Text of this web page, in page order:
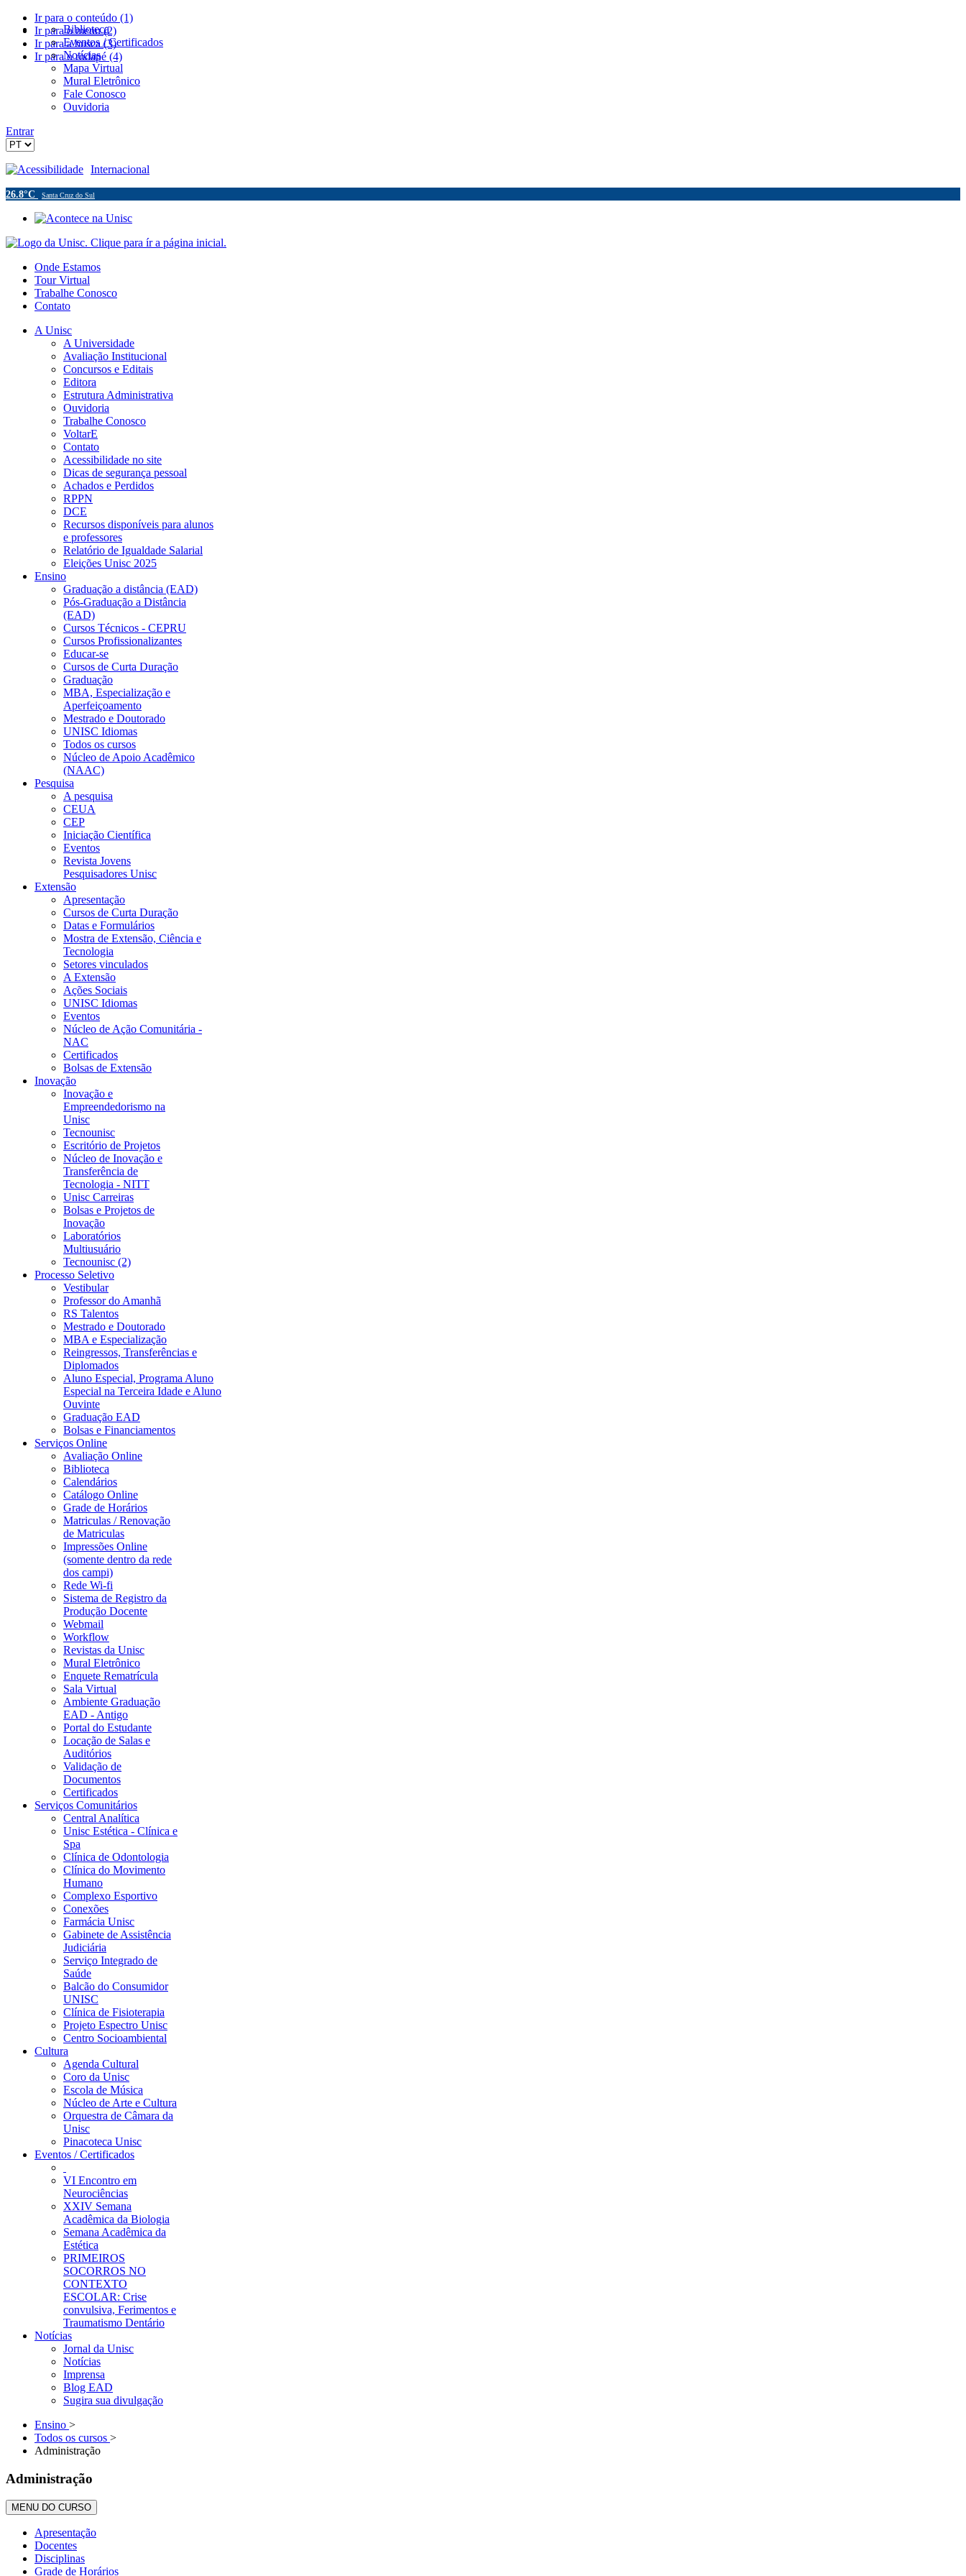
Ir para o conteúdo (1)
Ir para o menu (2)
Ir para a busca (3)
Ir para o rodapé (4)
Biblioteca
Eventos / Certificados
Notícias
Mapa Virtual
Mural Eletrônico
Fale Conosco
Ouvidoria
Entrar
Acessibilidade Internacional
26.8°C Santa Cruz do Sul
Onde Estamos
Tour Virtual
Trabalhe Conosco
Contato
A Unisc
A Universidade
Avaliação Institucional
Concursos e Editais
Editora
Estrutura Administrativa
Ouvidoria
Trabalhe Conosco
VoltarE
Contato
Acessibilidade no site
Dicas de segurança pessoal
Achados e Perdidos
RPPN
DCE
Recursos disponíveis para alunos
e professores
Relatório de Igualdade Salarial
Eleições Unisc 2025
Ensino
Graduação a distância (EAD)
Pós-Graduação a Distância
(EAD)
Cursos Técnicos - CEPRU
Cursos Profissionalizantes
Educar-se
Cursos de Curta Duração
Graduação
MBA, Especialização e
Aperfeiçoamento
Mestrado e Doutorado
UNISC Idiomas
Todos os cursos
Núcleo de Apoio Acadêmico
(NAAC)
Pesquisa
A pesquisa
CEUA
CEP
Iniciação Científica
Eventos
Revista Jovens
Pesquisadores Unisc
Extensão
Apresentação
Cursos de Curta Duração
Datas e Formulários
Mostra de Extensão, Ciência e
Tecnologia
Setores vinculados
A Extensão
Ações Sociais
UNISC Idiomas
Eventos
Núcleo de Ação Comunitária -
NAC
Certificados
Bolsas de Extensão
Inovação
Inovação e
Empreendedorismo na
Unisc
Tecnounisc
Escritório de Projetos
Núcleo de Inovação e
Transferência de
Tecnologia - NITT
Unisc Carreiras
Bolsas e Projetos de
Inovação
Laboratórios
Multiusuário
Tecnounisc (2)
Processo Seletivo
Vestibular
Professor do Amanhã
RS Talentos
Mestrado e Doutorado
MBA e Especialização
Reingressos, Transferências e
Diplomados
Aluno Especial, Programa Aluno
Especial na Terceira Idade e Aluno
Ouvinte
Graduação EAD
Bolsas e Financiamentos
Serviços Online
Avaliação Online
Biblioteca
Calendários
Catálogo Online
Grade de Horários
Matriculas / Renovação
de Matriculas
Impressões Online
(somente dentro da rede
dos campi)
Rede Wi-fi
Sistema de Registro da
Produção Docente
Webmail
Workflow
Revistas da Unisc
Mural Eletrônico
Enquete Rematrícula
Sala Virtual
Ambiente Graduação
EAD - Antigo
Portal do Estudante
Locação de Salas e
Auditórios
Validação de
Documentos
Certificados
Serviços Comunitários
Central Analítica
Unisc Estética - Clínica e
Spa
Clínica de Odontologia
Clínica do Movimento
Humano
Complexo Esportivo
Conexões
Farmácia Unisc
Gabinete de Assistência
Judiciária
Serviço Integrado de
Saúde
Balcão do Consumidor
UNISC
Clínica de Fisioterapia
Projeto Espectro Unisc
Centro Socioambiental
Cultura
Agenda Cultural
Coro da Unisc
Escola de Música
Núcleo de Arte e Cultura
Orquestra de Câmara da
Unisc
Pinacoteca Unisc
Eventos / Certificados
VI Encontro em
Neurociências
XXIV Semana
Acadêmica da Biologia
Semana Acadêmica da
Estética
PRIMEIROS
SOCORROS NO
CONTEXTO
ESCOLAR: Crise
convulsiva, Ferimentos e
Traumatismo Dentário
Notícias
Jornal da Unisc
Notícias
Imprensa
Blog EAD
Sugira sua divulgação
Ensino >
Todos os cursos >
Administração
Administração
MENU DO CURSO
Apresentação
Docentes
Disciplinas
Grade de Horários